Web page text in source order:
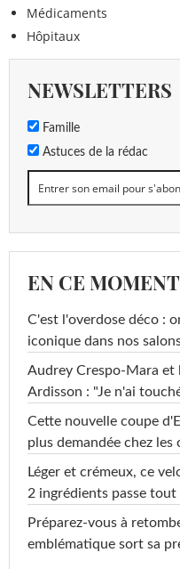
Médicaments
Hôpitaux
NEWSLETTERS
Famille
Astuces de la rédac
EN CE MOMENT
C'est l'overdose déco :
iconique dans nos
Audrey Crespo-Mara et
Ardisson : "Je n'ai
Cette nouvelle coupe
plus demandée chez
Léger et crémeux, ce
2 ingrédients passe
Préparez-vous à
emblématique sort sa